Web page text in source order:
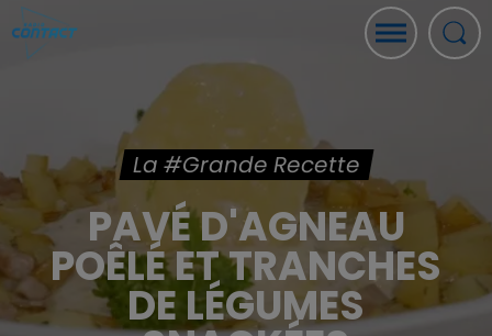
La #Grande Recette
PAVÉ D'AGNEAU
POÊLÉ ET TRANCHES
DE LÉGUMES